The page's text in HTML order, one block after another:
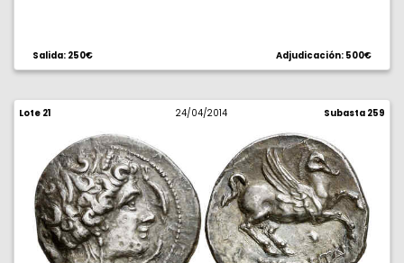
Salida: 250€ Adjudicación: 500€
Lote 21 24/04/2014 Subasta 259